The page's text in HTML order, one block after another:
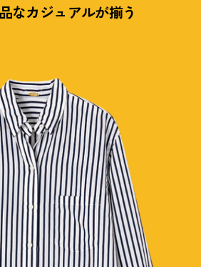
なカジュアルが揃う